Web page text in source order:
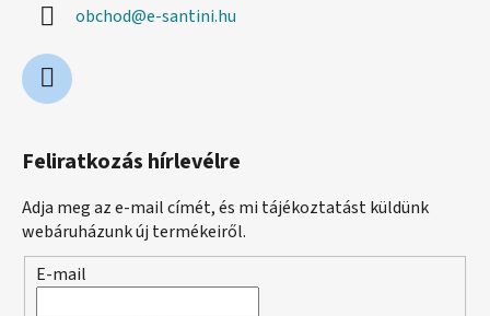
obchod@e-santini.hu
Feliratkozás hírlevélre
Adja meg az e-mail címét, és mi tájékoztatást küldünk
webáruházunk új termékeiről.
E-mail